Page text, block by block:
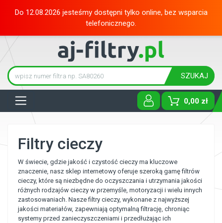
Do 12.08.2026 jesteśmy dostępni tylko online, bez wsparcia
telefonicznego.
SZUKAJ
0,00 zł
Filtry cieczy
W świecie, gdzie jakość i czystość cieczy ma kluczowe
znaczenie, nasz sklep internetowy oferuje szeroką gamę filtrów
cieczy, które są niezbędne do oczyszczania i utrzymania jakości
różnych rodzajów cieczy w przemyśle, motoryzacji i wielu innych
zastosowaniach. Nasze filtry cieczy, wykonane z najwyższej
jakości materiałów, zapewniają optymalną filtrację, chroniąc
systemy przed zanieczyszczeniami i przedłużając ich